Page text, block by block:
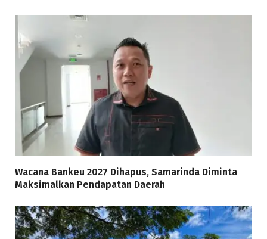
Wacana Bankeu 2027 Dihapus, Samarinda Diminta
Maksimalkan Pendapatan Daerah